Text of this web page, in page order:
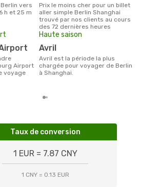
h et 25 m
Prix le moins cher pour un billet
aller simple Berlin Shanghai
trouvé par nos clients au cours
des 72 dernières heures
Airport
voyage
Haute saison
avril
avril est la période la plus
chargée pour voyager de Berlin
à Shanghai.
Taux de conversion
1 EUR = 7.87 CNY
1 CNY = 0.13 EUR